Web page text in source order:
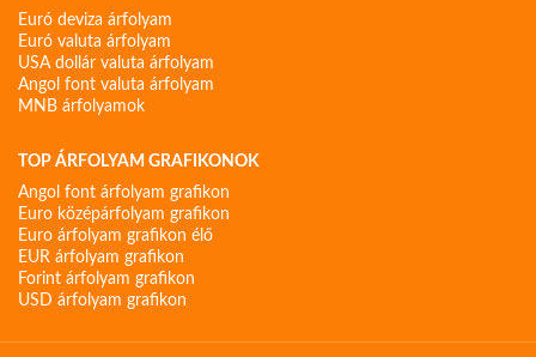
Euró deviza árfolyam
Euró valuta árfolyam
USA dollár valuta árfolyam
Angol font valuta árfolyam
MNB árfolyamok
TOP ÁRFOLYAM GRAFIKONOK
Angol font árfolyam grafikon
Euro középárfolyam grafikon
Euro árfolyam grafikon élő
EUR árfolyam grafikon
Forint árfolyam grafikon
USD árfolyam grafikon